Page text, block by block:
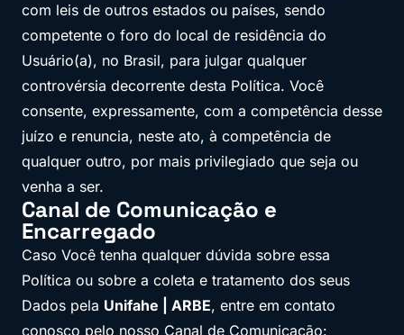
com leis de outros estados ou países, sendo
competente o foro do local de residência do
Usuário(a), no Brasil, para julgar qualquer
controvérsia decorrente desta Política. Você
consente, expressamente, com a competência desse
juízo e renuncia, neste ato, à competência de
qualquer outro, por mais privilegiado que seja ou
venha a ser.
Canal de Comunicação e
Encarregado
Caso Você tenha qualquer dúvida sobre essa
Política ou sobre a coleta e tratamento dos seus
Dados pela Unifahe | ARBE, entre em contato
conosco pelo nosso Canal de Comunicação: